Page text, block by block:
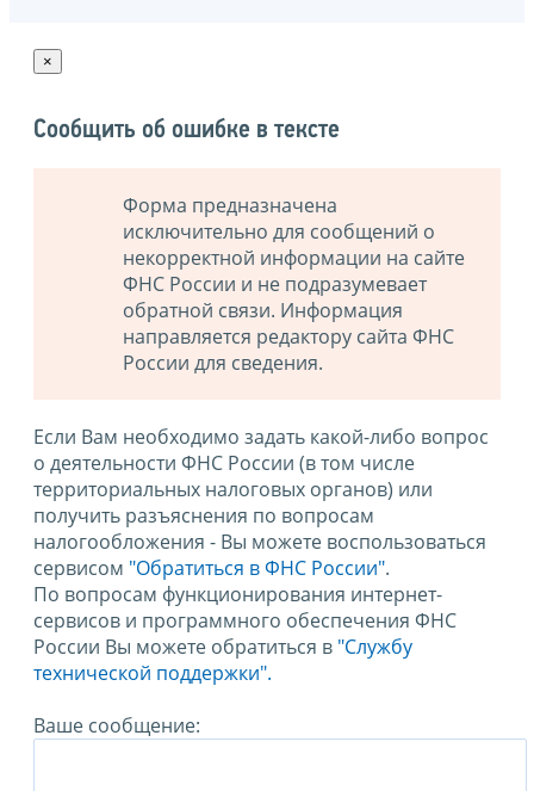
×
Сообщить об ошибке в тексте
Форма предназначена
исключительно для сообщений о
некорректной информации на сайте
ФНС России и не подразумевает
обратной связи. Информация
направляется редактору сайта ФНС
России для сведения.
Если Вам необходимо задать какой-либо вопрос
о деятельности ФНС России (в том числе
территориальных налоговых органов) или
получить разъяснения по вопросам
налогообложения - Вы можете воспользоваться
сервисом "Обратиться в ФНС России".
По вопросам функционирования интернет-
сервисов и программного обеспечения ФНС
России Вы можете обратиться в "Службу
технической поддержки".
Ваше сообщение: